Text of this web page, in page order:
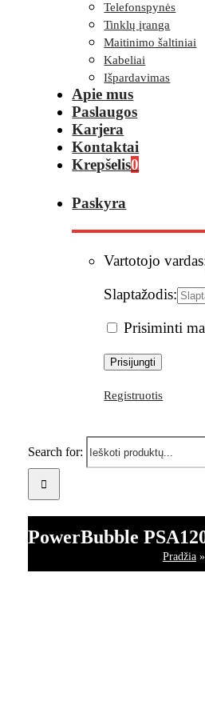
Telefonspynės
Tinklų įranga
Maitinimo šaltiniai
Kabeliai
Išpardavimas
Apie mus
Paslaugos
Karjera
Kontaktai
Krepšelis0
Paskyra
Vartotojo
Slaptažodis:
Prisiminti
Registruotis
Search for:
PowerBubble
Pradžia»